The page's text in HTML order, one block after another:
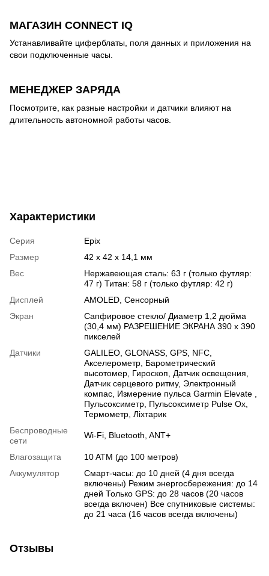
МАГАЗИН CONNECT IQ
Устанавливайте циферблаты, поля данных и приложения на
свои подключенные часы.
МЕНЕДЖЕР ЗАРЯДА
Посмотрите, как разные настройки и датчики влияют на
длительность автономной работы часов.
Характеристики
Серия
Epix
Размер
42 x 42 x 14,1 мм
Вес
Нержавеющая сталь: 63 г (только футляр:
47 г) Титан: 58 г (только футляр: 42 г)
Дисплей
AMOLED Сенсорный
Экран
Сапфировое стекло/ Диаметр 1,2 дюйма
(30,4 мм) РАЗРЕШЕНИЕ ЭКРАНА 390 х 390
пикселей
Датчики
GALILEO GLONASS GPS NFC
Акселерометр Барометрический
высотомер Гироскоп Датчик освещения
Датчик серцевого ритму, Электронный
компас Измерение пульса Garmin Elevate
Пульсоксиметр Пульсоксиметр Pulse Ox
Термометр Ліхтарик
Беспроводные
сети
Wi-Fi Bluetooth ANT+
Влагозащита
10 ATM (до 100 метров)
Аккумулятор
Смарт-часы: до 10 дней (4 дня всегда
включены) Режим энергосбережения: до 14
дней Только GPS: до 28 часов (20 часов
всегда включен) Все спутниковые системы:
до 21 часа (16 часов всегда включены)
Отзывы